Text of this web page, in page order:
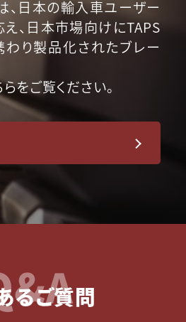
、日本の輸入車ユーザー
、日本市場向けにTAPS
り製品化されたブレー
をご覧ください。
るご質問